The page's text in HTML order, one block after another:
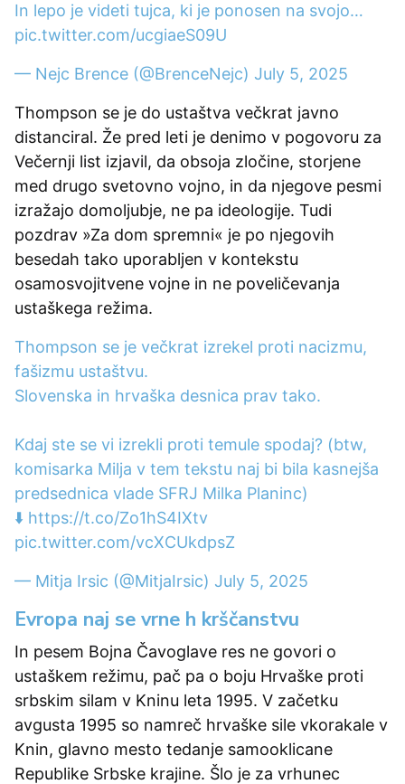
In lepo je videti tujca, ki je ponosen na svojo…
pic.twitter.com/ucgiaeS09U
— Nejc Brence (@BrenceNejc) July 5, 2025
Thompson se je do ustaštva večkrat javno
distanciral. Že pred leti je denimo v pogovoru za
Večernji list izjavil, da obsoja zločine, storjene
med drugo svetovno vojno, in da njegove pesmi
izražajo domoljubje, ne pa ideologije. Tudi
pozdrav »Za dom spremni« je po njegovih
besedah tako uporabljen v kontekstu
osamosvojitvene vojne in ne poveličevanja
ustaškega režima.
Thompson se je večkrat izrekel proti nacizmu,
fašizmu ustaštvu.
Slovenska in hrvaška desnica prav tako.
Kdaj ste se vi izrekli proti temule spodaj? (btw,
komisarka Milja v tem tekstu naj bi bila kasnejša
predsednica vlade SFRJ Milka Planinc)
⬇️ https://t.co/Zo1hS4IXtv
pic.twitter.com/vcXCUkdpsZ
— Mitja Irsic (@MitjaIrsic) July 5, 2025
Evropa naj se vrne h krščanstvu
In pesem Bojna Čavoglave res ne govori o
ustaškem režimu, pač pa o boju Hrvaške proti
srbskim silam v Kninu leta 1995. V začetku
avgusta 1995 so namreč hrvaške sile vkorakale v
Knin, glavno mesto tedanje samooklicane
Republike Srbske krajine. Šlo je za vrhunec